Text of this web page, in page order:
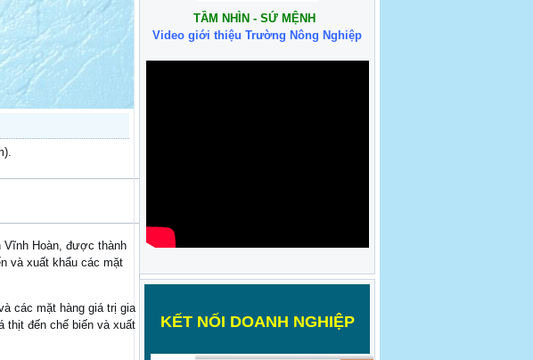
Hoàn, được thành
và xuất khẩu các mặt
các mặt hàng giá trị gia
thịt đến chế biến và xuất
TẦM NHÌN - SỨ MỆNH
Video giới thiệu Trường Nông Nghiệp
KẾT NỐI DOANH NGHIỆP